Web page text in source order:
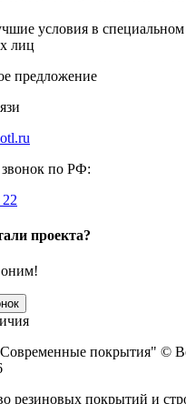
условия в
лиц
предложение
по РФ:
проекта?
покрытия" ©
резиновых покрытий и